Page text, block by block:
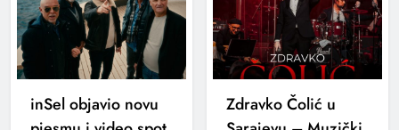
inSel objavio novu
Zdravko Čolić u